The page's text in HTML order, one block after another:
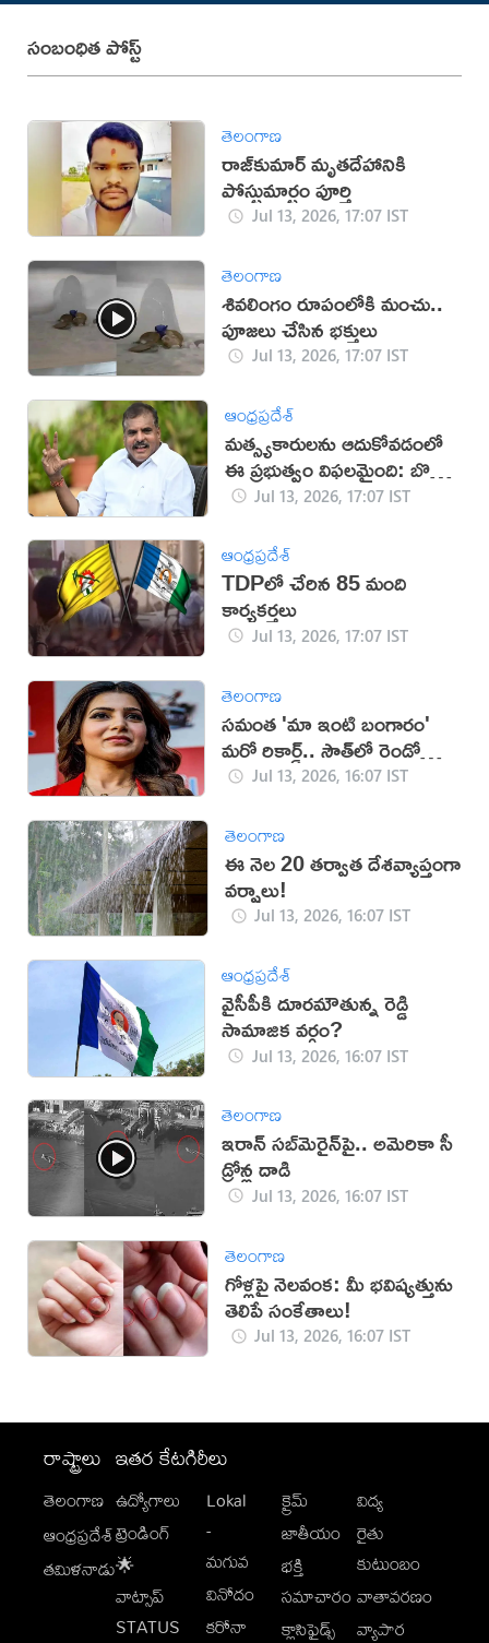
సంబంధిత పోస్ట్
తెలంగాణ
రాజ్‌కుమార్‌ మృతదేహానికి
పోస్టుమార్టం పూర్తి
Jul 13, 2026, 17:07 IST
తెలంగాణ
శివలింగం రూపంలోకి మంచు..
పూజలు చేసిన భక్తులు
Jul 13, 2026, 17:07 IST
ఆంధ్రప్రదేశ్
మత్స్యకారులను ఆదుకోవడంలో
ఈ ప్రభుత్వం విఫలమైంది: బొత్స
సత్యనారాయణ
Jul 13, 2026, 17:07 IST
ఆంధ్రప్రదేశ్
TDPలో చేరిన 85 మంది
కార్యకర్తలు
Jul 13, 2026, 17:07 IST
తెలంగాణ
సమంత 'మా ఇంటి బంగారం'
మరో రికార్డ్.. సౌత్‌లో రెండో
స్థానం!Jul 13, 2026, 16:07 IST
తెలంగాణ
ఈ నెల 20 తర్వాత దేశవ్యాప్తంగా
వర్షాలు!
Jul 13, 2026, 16:07 IST
ఆంధ్రప్రదేశ్
వైసీపీకి దూరమౌతున్న రెడ్డి
సామాజిక వర్గం?
Jul 13, 2026, 16:07 IST
తెలంగాణ
ఇరాన్‌ సబ్‌మెరైన్‌పై.. అమెరికా సీ
డ్రోన్ల దాడి
Jul 13, 2026, 16:07 IST
తెలంగాణ
గోళ్లపై నెలవంక: మీ భవిష్యత్తును
తెలిపే సంకేతాలు!
Jul 13, 2026, 16:07 IST
రాష్ట్రాలు
తెలంగాణ
ఆంధ్రప్రదేశ్
తమిళనాడు
ఇతర కేటగిరీలు
ఉద్యోగాలు
ట్రెండింగ్
🌟
వాట్సాప్
STATUS
Lokal
-
మగువ
వినోదం
కరోనా
క్రైమ్
జాతీయం
భక్తి
సమాచారం
క్లాసిఫైడ్స్
విద్య
రైతు
కుటుంబం
వాతావరణం
వ్యాపార